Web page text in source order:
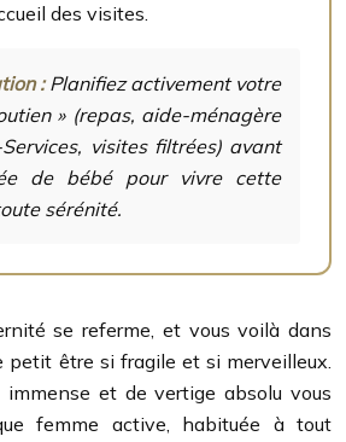
des visites.
:Planifiez activement votre
» (repas, aide-ménagère
visites filtrées) avant
de bébé pour vivre cette
sérénité.
se referme, et vous voilà dans
petit être si fragile et si merveilleux.
et de vertige absolu vous
femme active, habituée à tout